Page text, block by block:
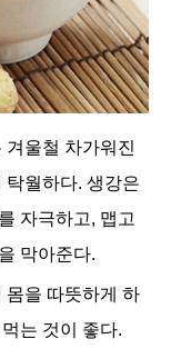
겨울철 차가워진
탁월하다. 생강은
자극하고, 맵고
막아준다.
몸을 따뜻하게 하
는 것이 좋다.